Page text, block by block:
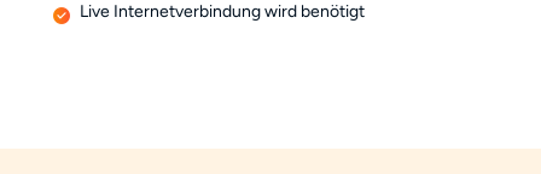
Live Internetverbindung wird benötigt